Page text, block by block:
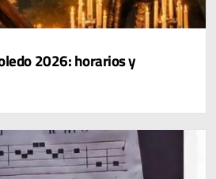
2026: horarios y